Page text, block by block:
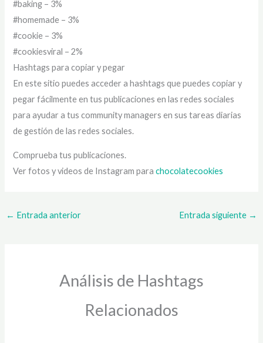
#baking – 3%
#homemade – 3%
#cookie – 3%
#cookiesviral – 2%
Hashtags para copiar y pegar
En este sitio puedes acceder a hashtags que puedes copiar y
pegar fácilmente en tus publicaciones en las redes sociales
para ayudar a tus community managers en sus tareas diarias
de gestión de las redes sociales.
Comprueba tus publicaciones.
Ver fotos y videos de Instagram parachocolatecookies
← Entrada anterior Entrada siguiente →
Análisis de Hashtags
Relacionados